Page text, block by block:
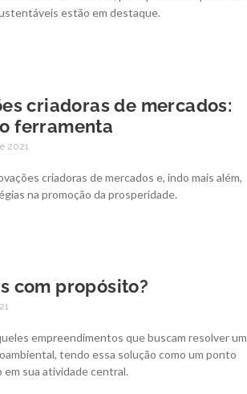
estão em destaque.
criadoras de mercados:
ferramenta
2021
criadoras de mercados e, indo mais além,
na promoção da prosperidade.
com propósito?
empreendimentos que buscam resolver um
tendo essa solução como um ponto
sua atividade central.